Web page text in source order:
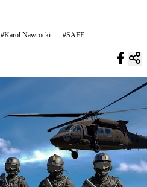
#Karol Nawrocki #SAFE